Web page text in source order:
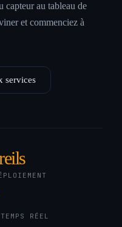
capteur au tableau de
et commenciez à
services
RÉEL